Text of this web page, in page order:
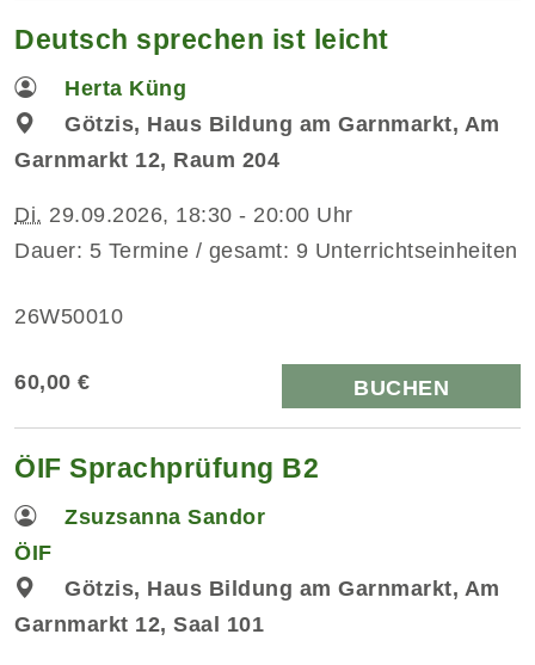
Deutsch sprechen ist leicht
Herta Küng
Götzis, Haus Bildung am Garnmarkt, Am
Garnmarkt 12, Raum 204
Di. 29.09.2026, 18:30 - 20:00 Uhr
Dauer: 5 Termine / gesamt: 9 Unterrichtseinheiten
26W50010
60,00 € BUCHEN
ÖIF Sprachprüfung B2
Zsuzsanna Sandor
ÖIF
Götzis, Haus Bildung am Garnmarkt, Am
Garnmarkt 12, Saal 101